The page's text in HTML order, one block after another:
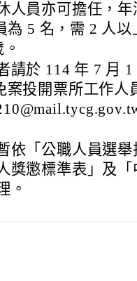
人員亦可擔任，年
為 5 名，需 2 人以
請於 114 年 7 月 1
案投開票所工作人
依「公職人員選舉
獎懲標準表」及「
。